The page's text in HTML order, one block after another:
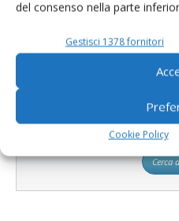
del consenso nella parte
Gestisci 1378 fornitori
Cookie Policy
Un modo semplice per
Cerca